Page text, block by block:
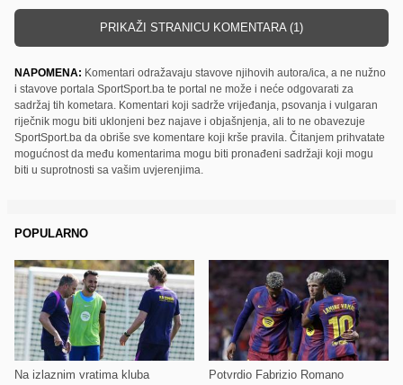
PRIKAŽI STRANICU KOMENTARA (1)
NAPOMENA: Komentari odražavaju stavove njihovih autora/ica, a ne nužno
i stavove portala SportSport.ba te portal ne može i neće odgovarati za
sadržaj tih kometara. Komentari koji sadrže vrijeđanja, psovanja i vulgaran
riječnik mogu biti uklonjeni bez najave i objašnjenja, ali to ne obavezuje
SportSport.ba da obriše sve komentare koji krše pravila. Čitanjem prihvatate
mogućnost da među komentarima mogu biti pronađeni sadržaji koji mogu
biti u suprotnosti sa vašim uvjerenjima.
POPULARNO
Na izlaznim vratima kluba Potvrdio Fabrizio Romano